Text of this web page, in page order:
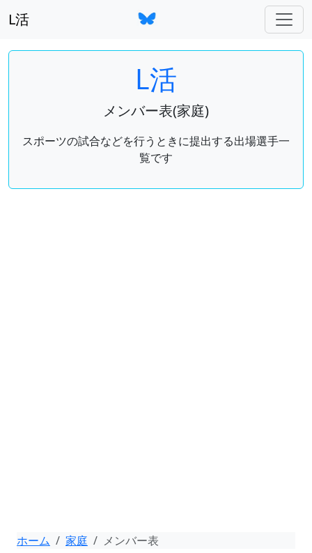
L活
L活
メンバー表(家庭)
スポーツの試合などを行うときに提出する出場選手一
覧です
ホーム 家庭 メンバー表